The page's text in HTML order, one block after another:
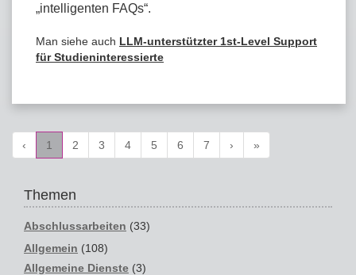
„intelligenten FAQs“.
Man siehe auch LLM-unterstützter 1st-Level Support
für Studieninteressierte
‹ 1 2 3 4 5 6 7 › »
Themen
Abschlussarbeiten (33)
Allgemein (108)
Allgemeine Dienste (3)